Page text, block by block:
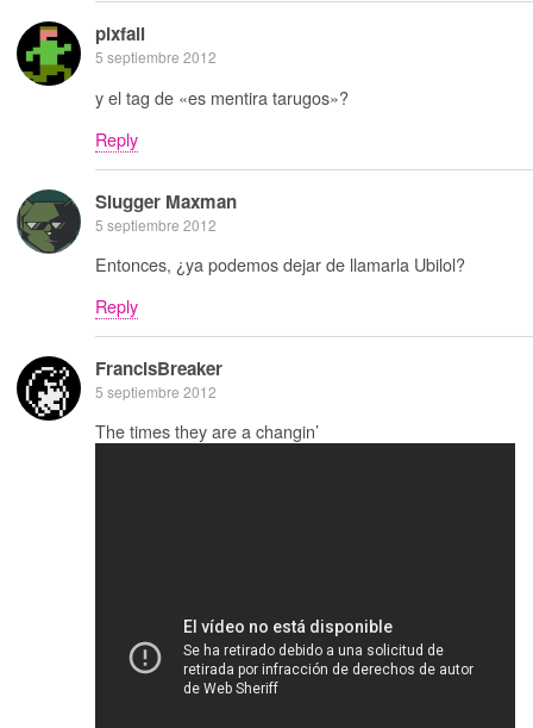
pixfall
5 septiembre 2012
y el tag de «es mentira tarugos»?
Reply
Slugger Maxman
5 septiembre 2012
Entonces, ¿ya podemos dejar de llamarla Ubilol?
Reply
FrancisBreaker
5 septiembre 2012
The times they are a changin’